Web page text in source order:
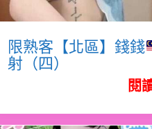
限熟客【北區】錢錢
射（四）
閱